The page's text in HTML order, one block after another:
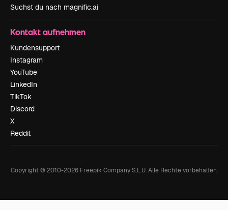
Suchst du nach magnific.ai
Kontakt aufnehmen
Kundensupport
Instagram
YouTube
LinkedIn
TikTok
Discord
X
Reddit
Copyright © 2010-2026Freepik Company S.L.U. Alle Rechte vorbehalten.